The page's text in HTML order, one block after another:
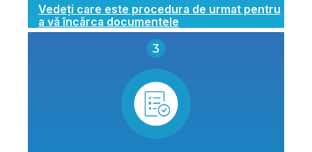
Vedeți care este procedura de urmat pentru
a vă încărca documentele